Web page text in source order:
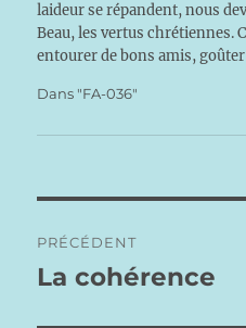
laideur se répandent, nous
Beau, les vertus chrétiennes.
entourer de bons amis,
Dans "FA-036"
de
PRÉCÉDENT
Publication
La cohérence